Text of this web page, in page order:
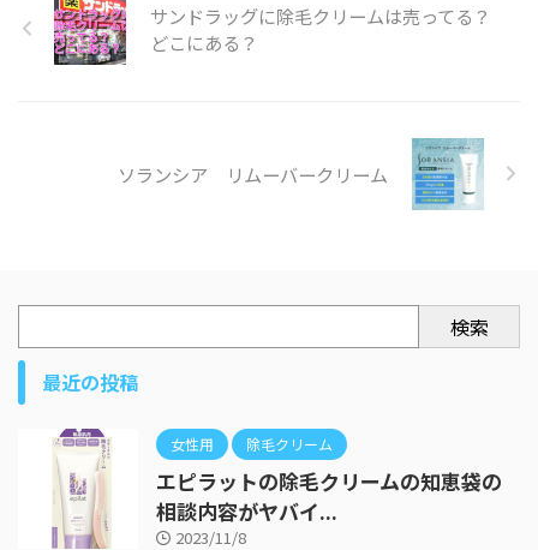
サンドラッグに除毛クリームは売ってる？
どこにある？
ソランシア リムーバークリーム
検索
最近の投稿
女性用 除毛クリーム
エピラットの除毛クリームの知恵袋の
相談内容がヤバイ...
2023/11/8